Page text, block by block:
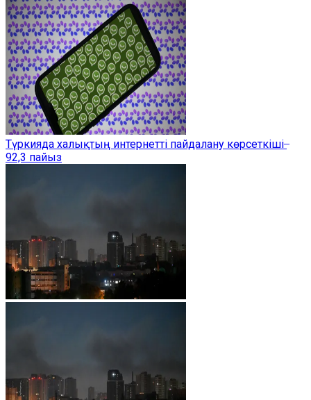
Түркияда халықтың интернетті пайдалану көрсеткіші ̶
92,3 пайыз